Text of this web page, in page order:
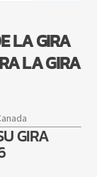
LA GIRA
LA GIRA
GIRA